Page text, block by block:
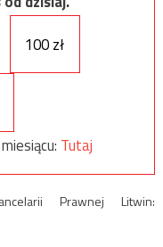
100 zł
Tutaj
Prawnej Litwin: